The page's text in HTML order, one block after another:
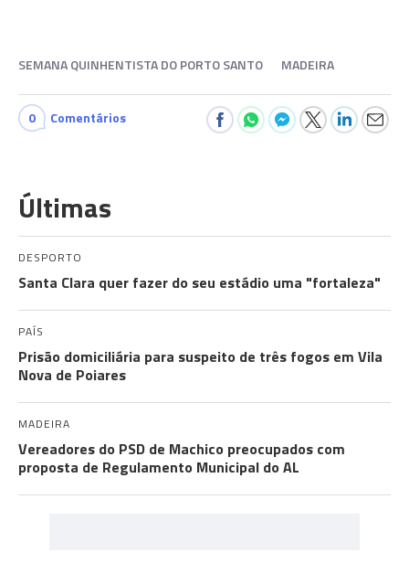
SEMANA QUINHENTISTA DO PORTO SANTO MADEIRA
0 Comentários
Últimas
DESPORTO
Santa Clara quer fazer do seu estádio uma "fortaleza"
PAÍS
Prisão domiciliária para suspeito de três fogos em Vila
Nova de Poiares
MADEIRA
Vereadores do PSD de Machico preocupados com
proposta de Regulamento Municipal do AL